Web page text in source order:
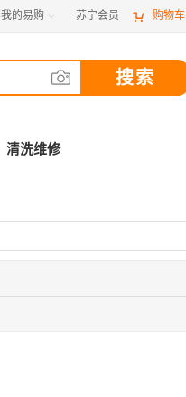
我的易购  苏宁会员  购物车
清洗维修